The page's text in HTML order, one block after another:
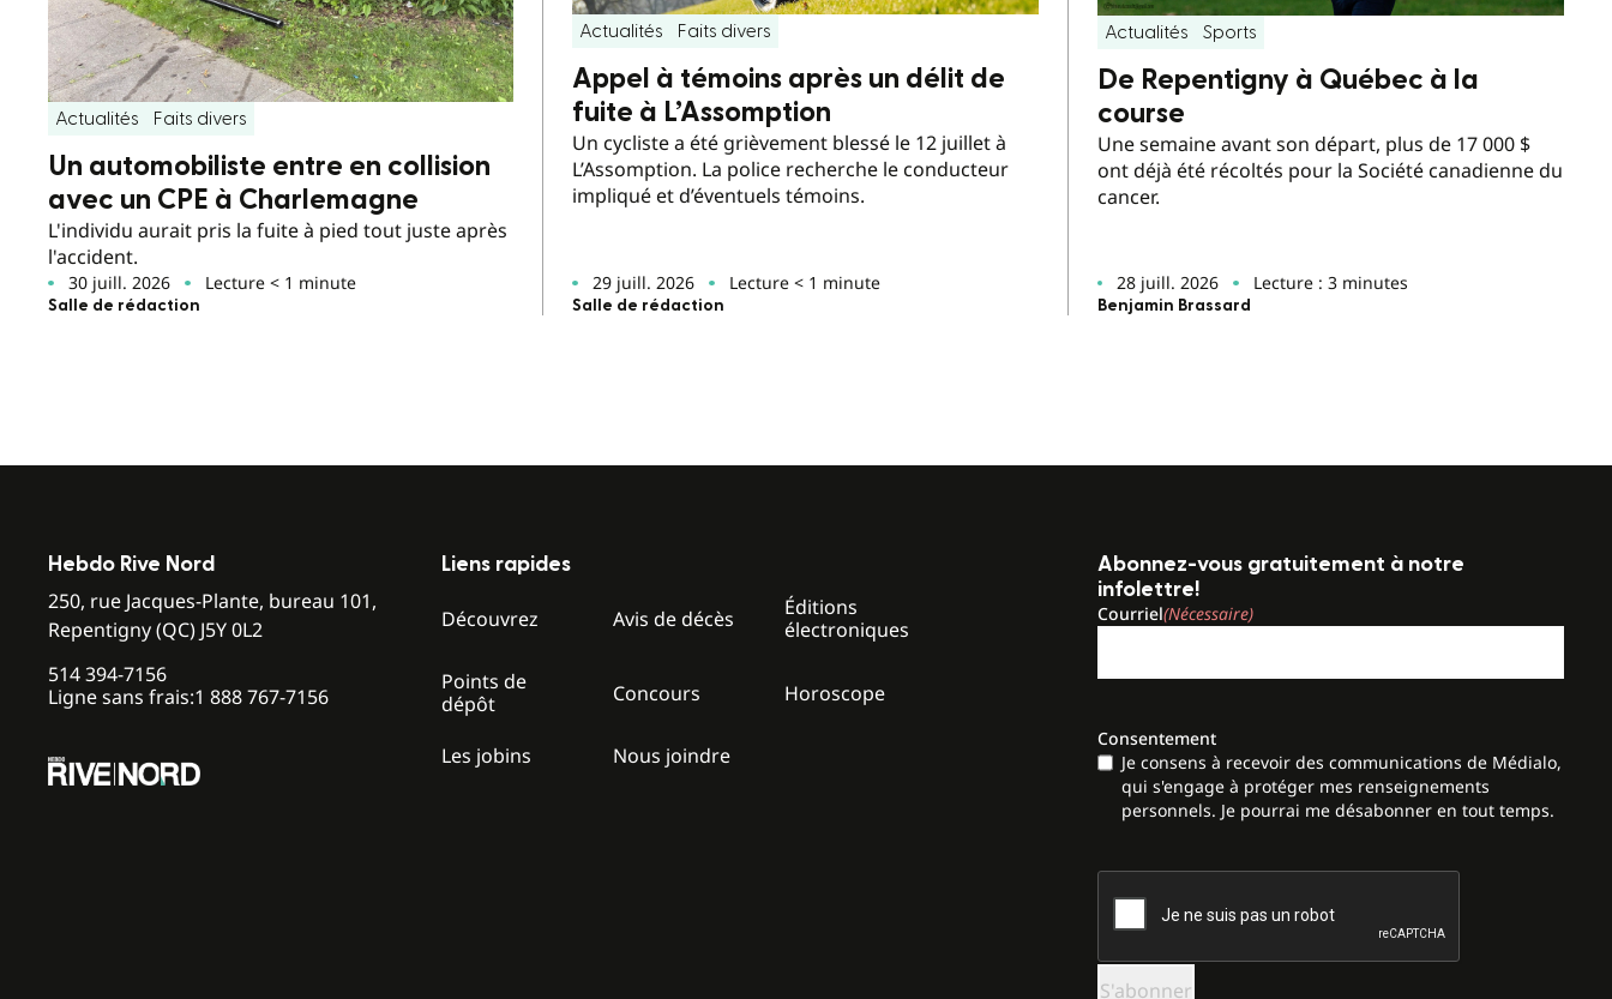
Actualités Faits divers
Un automobiliste entre en collision
avec un CPE à Charlemagne
L'individu aurait pris la fuite à pied tout juste après
l'accident.
30 juill. 2026 Lecture < 1 minute
Salle de rédaction
Actualités Faits divers
Appel à témoins après un délit de
fuite à L’Assomption
Un cycliste a été grièvement blessé le 12 juillet à
L’Assomption. La police recherche le conducteur
impliqué et d’éventuels témoins.
29 juill. 2026 Lecture < 1 minute
Salle de rédaction
Actualités Sports
De Repentigny à Québec à la
course
Une semaine avant son départ, plus de 17 000 $
ont déjà été récoltés pour la Société canadienne du
cancer.
28 juill. 2026 Lecture : 3 minutes
Benjamin Brassard
Hebdo Rive Nord
250, rue Jacques-Plante, bureau 101,
Repentigny (QC) J5Y 0L2
514 394-7156
Ligne sans frais:1 888 767-7156
Liens rapides
Découvrez Avis de décès
Éditions
électroniques
Points de
dépôt
Concours Horoscope
Les jobins Nous joindre
Abonnez-vous gratuitement à notre
infolettre!
Courriel(Nécessaire)
Consentement
Je consens à recevoir des communications de Médialo,
qui s'engage à protéger mes renseignements
personnels. Je pourrai me désabonner en tout temps.
CAPTCHA